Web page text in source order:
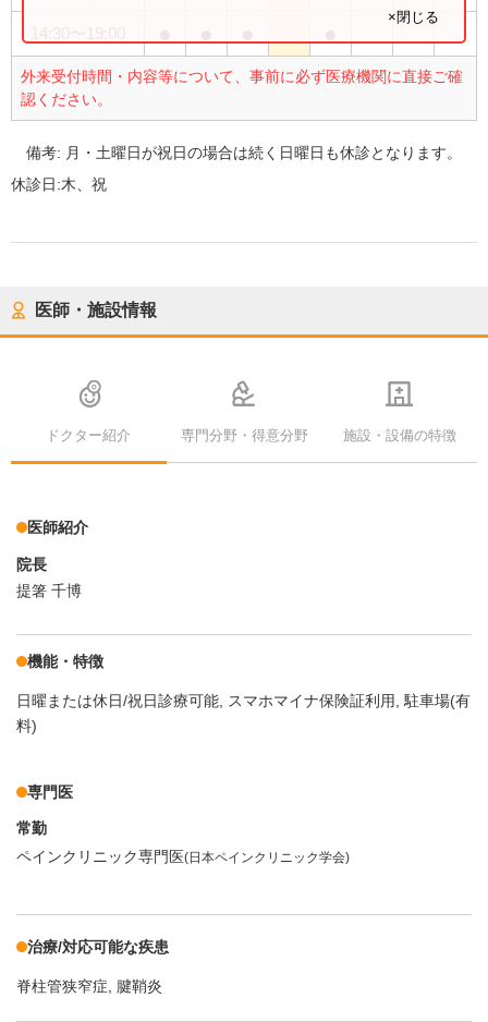
外来受付時間・内容等について、事前に必ず医療機関に直接ご確
認ください。
×閉じる
備考: 月・土曜日が祝日の場合は続く日曜日も休診となります。
休診日:木、祝
医師・施設情報
ドクター紹介 専門分野・得意分野 施設・設備の特徴
医師紹介
院長
提箸 千博
機能・特徴
日曜または休日/祝日診療可能 スマホマイナ保険証利用
駐車場(有
料)
専門医
常勤
ペインクリニック専門医(日本ペインクリニック学会)
治療/対応可能な疾患
脊柱管狭窄症 腱鞘炎